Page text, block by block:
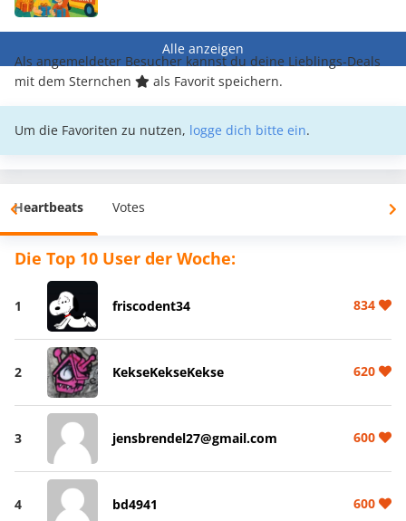
Alle anzeigen
Als angemeldeter Besucher kannst du deine Lieblings-Deals
mit dem Sternchen
als Favorit speichern.
Um die Favoriten zu nutzen, logge dich bitte ein.
Heartbeats Votes
Die Top 10 User der Woche:
1 friscodent34 834
2 KekseKekseKekse 620
3 jensbrendel27@gmail.com 600
4 bd4941 600